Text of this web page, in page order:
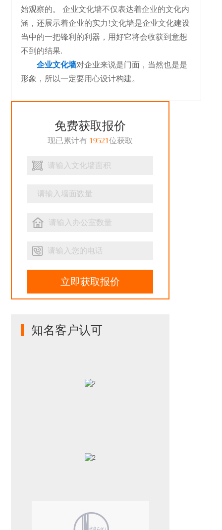
始观察的。 企业文化墙不仅表达着企业的文化内
涵，还展示着企业的实力!文化墙是企业文化建设
当中的一把锋利的利器，用好它将会收获到意想
不到的结果.
企业文化墙对企业来说是门面，当然也是是
形象，所以一定要用心设计构建。
免费获取报价
现已累计有 19521位获取
立即获取报价
知名客户认可